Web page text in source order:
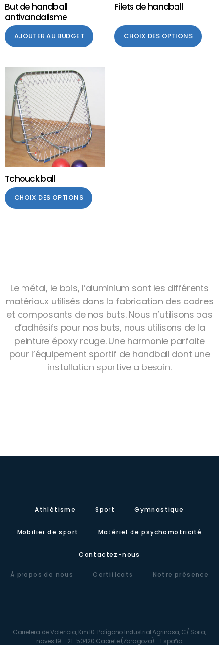
But de handball
antivandalisme
AJOUTER AU BUDGET
Filets de handball
CHOIX DES OPTIONS
Tchouck ball
CHOIX DES OPTIONS
Le métal, le bois, l’aluminium sont les différents
matériaux utilisés dans la fabrication des cadres
et composants de nos buts. Nous n’utilisons pas
d’adhésifs pour nos buts, nous utilisons de la
peinture époxy rouge. Une harmonie parfaite
pour l’équipement sportif de handball dont une
installation sportive a besoin.
Athlétisme Sport Gymnastique
Mobilier de sport Matériel de psychomotricité
Contactez-nous
À propos de nous Certificats Notre présence
Carretera de Valencia, Km.10. Polígono Industrial Agrinasa, C/ Soria,
naves 19 – 21 · 50420 Cadrete (Zaragoza) – España